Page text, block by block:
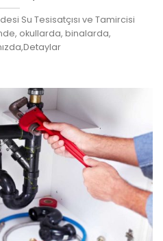
Su Tesisatçısı ve Tamircisi
okullarda, binalarda,